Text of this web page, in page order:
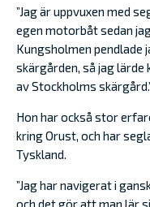
”Jag är uppvuxen med
egen motorbåt sedan
Kungsholmen pendlade
skärgården, så jag lärde
av Stockholms
Hon har också stor
kring Orust, och har
Tyskland.
”Jag har navigerat i
och det gör att man lär